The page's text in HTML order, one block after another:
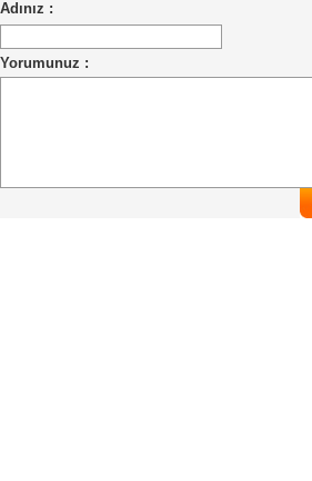
Adınız :
Yorumunuz :